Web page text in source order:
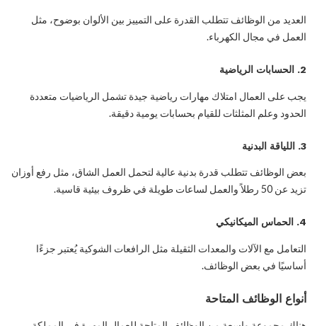
العديد من الوظائف تتطلب القدرة على التمييز بين الألوان بوضوح، مثل
العمل في مجال الكهرباء.
2. الحسابات الرياضية
يجب على العمال امتلاك مهارات رياضية جيدة تشمل الرياضيات متعددة
الحدود وعلم المثلثات للقيام بحسابات يومية دقيقة.
3. اللياقة البدنية
بعض الوظائف تتطلب قدرة بدنية عالية لتحمل العمل الشاق، مثل رفع أوزان
تزيد عن 50 رطلاً والعمل لساعات طويلة في ظروف بيئية قاسية.
4. الحماس الميكانيكي
التعامل مع الآلات والمعدات الثقيلة مثل الرافعات الشوكية يُعتبر جزءًا
أساسيًا في بعض الوظائف.
أنواع الوظائف المتاحة